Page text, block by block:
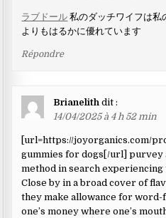
ラブドール 私のダッチワイフは私
よりもはるかに優れています
Répondre
Brianelith dit :
14/04/2025 à 4 h 52 min
[url=https://joyorganics.com/
gummies for dogs[/url] purvey
method in search experiencing
Close by in a broad cover of
they make allowance for
one’s money where one’s